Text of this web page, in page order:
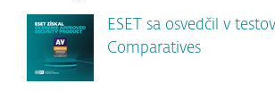
ESET sa osvedčil v
Comparatives